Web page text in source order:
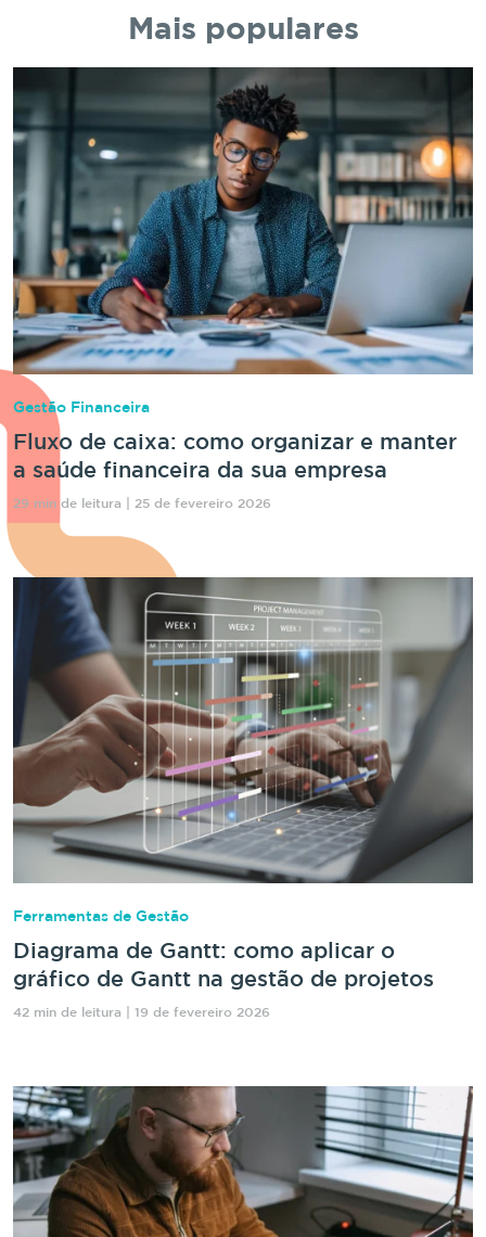
Mais populares
Gestão Financeira
Fluxo de caixa: como organizar e manter
a saúde financeira da sua empresa
29 min de leitura | 25 de fevereiro 2026
Ferramentas de Gestão
Diagrama de Gantt: como aplicar o
gráfico de Gantt na gestão de projetos
42 min de leitura | 19 de fevereiro 2026